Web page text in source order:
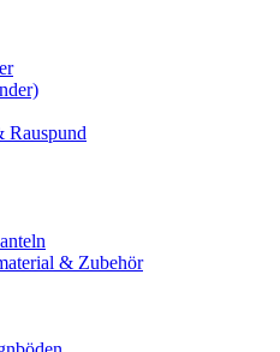
Rauspund
& Zubehör